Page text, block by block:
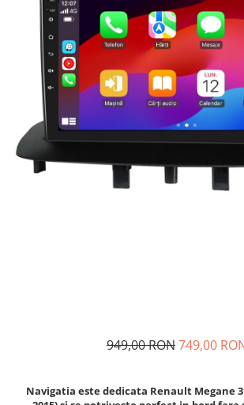
Navigatii Fiat
Navigatii Nissan
Navigatii Citroen
Navigatii Suzuki
Navigatii Mitsubishi
Navigatii Volvo
Navigatii KIA
Navigatii Renault
Navigatii Iveco
949,00 RON749,00
Navigatia este dedicata Renault Megane 3